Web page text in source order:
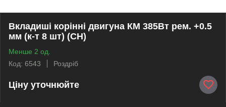
Вкладиші корінні двигуна КМ 385Вт рем. +0.5
мм (к-т 8 шт) (СН)
Менше 2 од.
Код: 6543
Роздріб
Ціну уточнюйте